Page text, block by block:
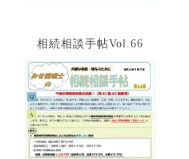
相続相談手帖Vol.66